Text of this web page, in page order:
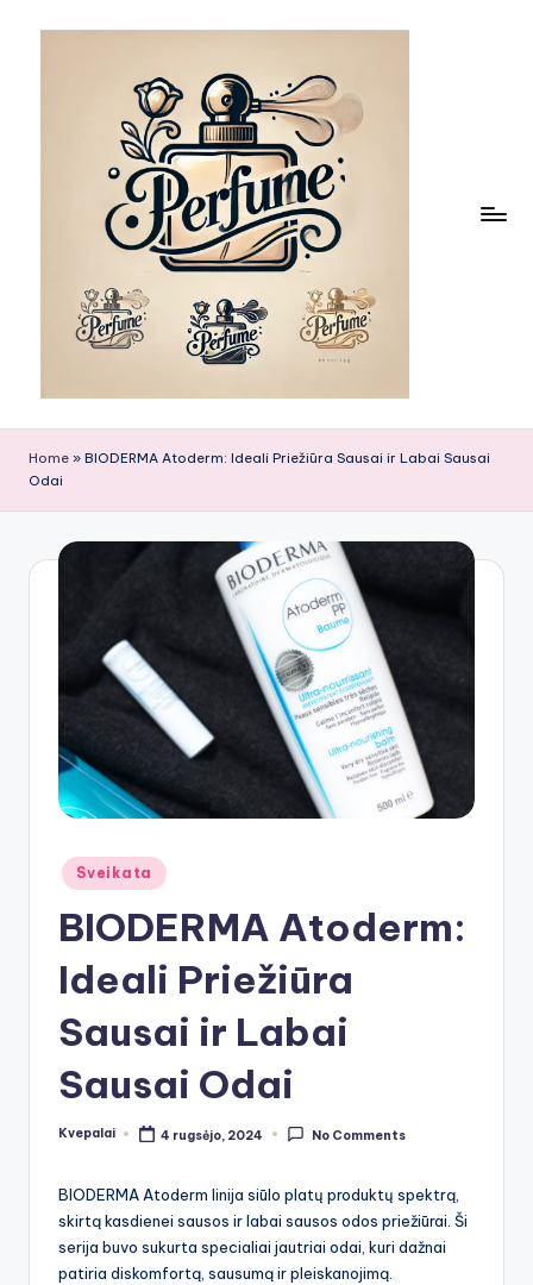
Home » BIODERMA Atoderm: Ideali Priežiūra Sausai ir Labai Sausai
Odai
Posted
in
Sveikata
BIODERMA Atoderm:
Ideali Priežiūra
Sausai ir Labai
Sausai Odai
Posted
Kvepalai 4 rugsėjo, 2024 No Comments
BIODERMA Atoderm linija siūlo platų produktų spektrą,
skirtą kasdienei sausos ir labai sausos odos priežiūrai. Ši
serija buvo sukurta specialiai jautriai odai, kuri dažnai
patiria diskomfortą, sausumą ir pleiskanojimą.